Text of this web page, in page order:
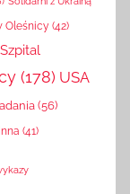
Solidarni z Ukrainą
Oleśnicy (42)
Szpital
(178) USA
(56)
(41)